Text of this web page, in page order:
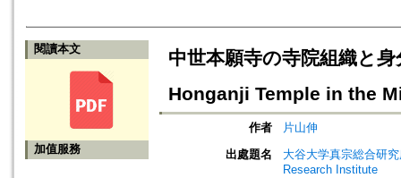
閱讀本文
加值服務
中世本願寺の寺院組織と
Honganji Temple in the
作者
片山伸
出處題名
大谷大学真宗総合研
Research Institute